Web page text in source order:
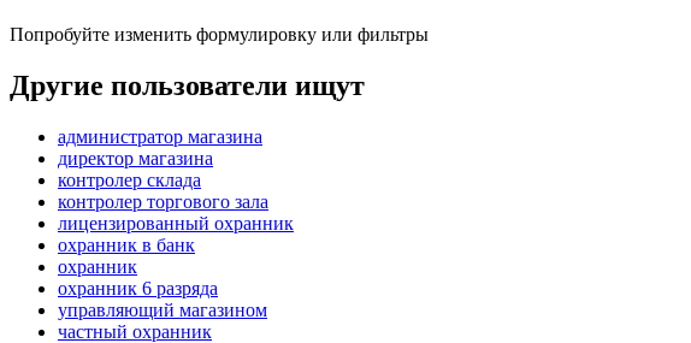
Попробуйте изменить формулировку или фильтры
Другие пользователи ищут
администратор магазина
директор магазина
контролер склада
контролер торгового зала
лицензированный охранник
охранник в банк
охранник
охранник 6 разряда
управляющий магазином
частный охранник